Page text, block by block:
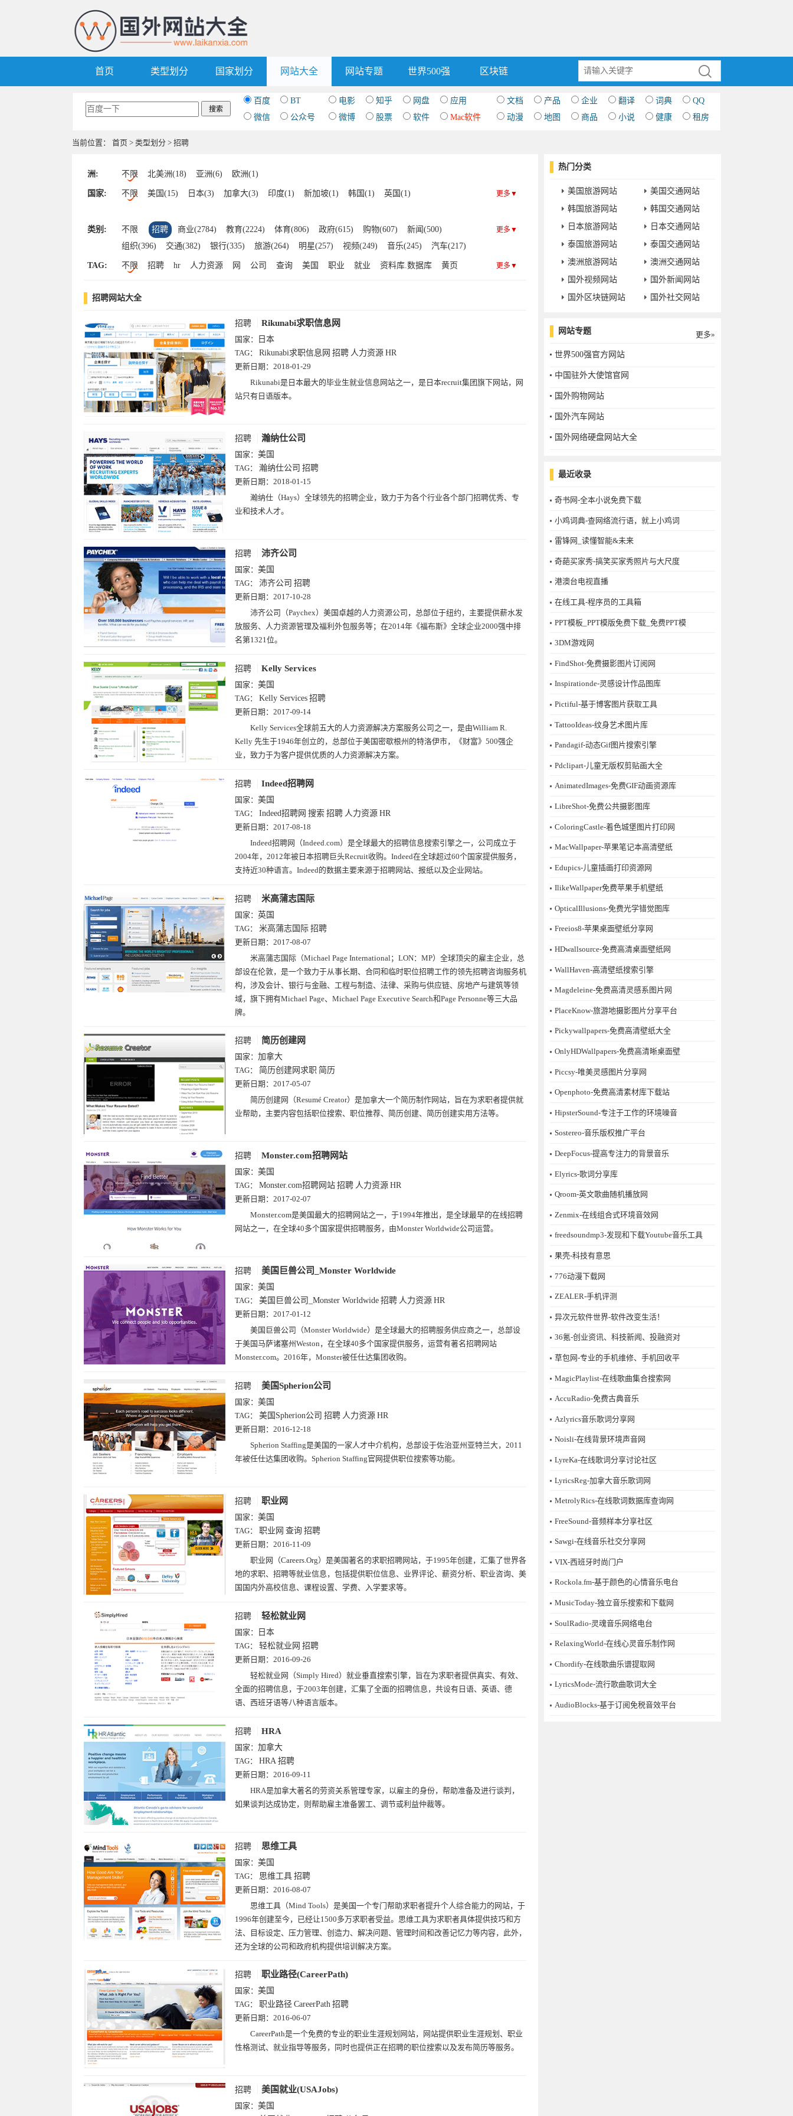
首页 类型划分 国家划分 网站大全 网站专题 世界500强 区块链
百度 BT 电影 知乎 网盘 应用 文档 产品 企业 翻译 词典
QQ
微信
公众号 微博 股票 软件 Mac软件 动漫 地图 商品 小说 健康 租房
当前位置： 首页 > 类型划分 > 招聘
洲: 不限 北美洲(18) 亚洲(6) 欧洲(1)
国家: 不限 美国(15) 日本(3) 加拿大(3) 印度(1) 新加坡(1) 韩国(1) 英国(1) 更多▼
类别: 不限 招聘 商业(2784) 教育(2224) 体育(806) 政府(615) 购物(607)
新闻(500)
组织(396)
交通(382) 银行(335) 旅游(264) 明星(257) 视频(249) 音乐(245)
汽车(217)
IT(215)
游戏(164) 美食(151) 杂志(148) 其他(138) 动漫(137) 社交(133)
门户(121)
文化(84)
更多▼
TAG: 不限 招聘 hr 人力资源 网 公司 查询 美国 职业 就业 资料库.数据库
黄页
梯子
更多▼
招聘网站大全
招聘 Rikunabi求职信息网
国家：
日本
TAG： Rikunabi求职信息网 招聘 人力资源 HR
更新日期： 2018-01-29
Rikunabi是日本最大的毕业生就业信息网站之一，是日本recruit集团旗下网站，网
站只有日语版本。
招聘 瀚纳仕公司
国家： 美国
TAG： 瀚纳仕公司 招聘
更新日期： 2018-01-15
瀚纳仕（Hays）全球领先的招聘企业，致力于为各个行业各个部门招聘优秀、专
业和技术人才。
招聘 沛齐公司
国家： 美国
TAG： 沛齐公司 招聘
更新日期： 2017-10-28
沛齐公司（Paychex）美国卓越的人力资源公司，总部位于纽约，主要提供薪水发
放服务、人力资源管理及福利外包服务等；在2014年《福布斯》全球企业2000强中排
名第1321位。
招聘 Kelly Services
国家： 美国
TAG： Kelly Services 招聘
更新日期： 2017-09-14
Kelly Services全球前五大的人力资源解决方案服务公司之一，是由William R.
Kelly 先生于1946年创立的，总部位于美国密歇根州的特洛伊市，《财富》500强企
业，致力于为客户提供优质的人力资源解决方案。
招聘 Indeed招聘网
国家： 美国
TAG： Indeed招聘网 搜索 招聘 人力资源 HR
更新日期： 2017-08-18
Indeed招聘网（Indeed.com）是全球最大的招聘信息搜索引擎之一，公司成立于
2004年，2012年被日本招聘巨头Recruit收购。Indeed在全球超过60个国家提供服务，
支持近30种语言。Indeed的数据主要来源于招聘网站、报纸以及企业网站。
招聘 米高蒲志国际
国家： 英国
TAG： 米高蒲志国际 招聘
更新日期： 2017-08-07
米高蒲志国际（Michael Page International；LON：MP）全球顶尖的雇主企业，总
部设在伦敦，是一个致力于从事长期、合同和临时职位招聘工作的领先招聘咨询服务机
构，涉及会计、银行与金融、工程与制造、法律、采购与供应链、房地产与建筑等领
域，旗下拥有Michael Page、Michael Page Executive Search和Page Personne等三大品
牌。
招聘 简历创建网
国家： 加拿大
TAG： 简历创建网求职 简历
更新日期： 2017-05-07
简历创建网（Resumé Creator）是加拿大一个简历制作网站，旨在为求职者提供就
业帮助，主要内容包括职位搜索、职位推荐、简历创建、简历创建实用方法等。
招聘 Monster.com招聘网站
国家： 美国
TAG： Monster.com招聘网站 招聘 人力资源 HR
更新日期： 2017-02-07
Monster.com是美国最大的招聘网站之一，于1994年推出，是全球最早的在线招聘
网站之一，在全球40多个国家提供招聘服务，由Monster Worldwide公司运营。
招聘 美国巨兽公司_Monster Worldwide
国家： 美国
TAG： 美国巨兽公司_Monster Worldwide 招聘 人力资源 HR
更新日期： 2017-01-12
美国巨兽公司（Monster Worldwide）是全球最大的招聘服务供应商之一，总部设
于美国马萨诸塞州Weston，在全球40多个国家提供服务，运营有著名招聘网站
Monster.com。2016年，Monster被任仕达集团收购。
招聘 美国Spherion公司
国家： 美国
TAG： 美国Spherion公司 招聘 人力资源 HR
更新日期： 2016-12-18
Spherion Staffing是美国的一家人才中介机构，总部设于佐治亚州亚特兰大，2011
年被任仕达集团收购。Spherion Staffing官网提供职位搜索等功能。
招聘 职业网
国家： 美国
TAG： 职业网 查询 招聘
更新日期： 2016-11-09
职业网（Careers.Org）是美国著名的求职招聘网站，于1995年创建，汇集了世界各
地的求职、招聘等就业信息，包括提供职位信息、业界评论、薪资分析、职业咨询、美
国国内外高校信息、课程设置、学费、入学要求等。
招聘 轻松就业网
国家：
日本
TAG： 轻松就业网 招聘
更新日期： 2016-09-26
轻松就业网（Simply Hired）就业垂直搜索引擎，旨在为求职者提供真实、有效、
全面的招聘信息，于2003年创建，汇集了全面的招聘信息，共设有日语、英语、德
语、西班牙语等八种语言版本。
招聘 HRA
国家： 加拿大
TAG： HRA 招聘
更新日期： 2016-09-11
HRA是加拿大著名的劳资关系管理专家，以雇主的身份，帮助准备及进行谈判，
如果谈判达成协定，则帮助雇主准备罢工、调节或利益仲裁等。
招聘 思维工具
国家： 美国
TAG： 思维工具 招聘
更新日期： 2016-08-07
思维工具（Mind Tools）是美国一个专门帮助求职者提升个人综合能力的网站，于
1996年创建至今，已经让1500多万求职者受益。思维工具为求职者具体提供技巧和方
法、目标设定、压力管理、创造力、解决问题、管理时间和改善记忆力等内容，此外，
还为全球的公司和政府机构提供培训解决方案。
招聘 职业路径(CareerPath)
国家： 美国
TAG： 职业路径 CareerPath 招聘
更新日期： 2016-06-07
CareerPath是一个免费的专业的职业生涯规划网站，网站提供职业生涯规划、职业
性格测试、就业指导等服务，同时也提供正在招聘的职位搜索以及发布简历等服务。
招聘 美国就业(USAJobs)
国家： 美国
热门分类
美国旅游网站
美国交通网站
韩国旅游网站
韩国交通网站
日本旅游网站
日本交通网站
泰国旅游网站
泰国交通网站
澳洲旅游网站
澳洲交通网站
国外视频网站
国外新闻网站
国外区块链网站
国外社交网站
网站专题 更多»
世界500强官方网站
中国驻外大使馆官网
国外购物网站
国外汽车网站
国外网络硬盘网站大全
最近收录
奇书网-全本小说免费下载
小鸡词典-查网络流行语，就上小鸡词
雷锋网_读懂智能&未来
奇葩买家秀-搞笑买家秀照片与大尺度
港澳台电视直播
在线工具-程序员的工具箱
PPT模板_PPT模版免费下载_免费PPT模
3DM游戏网
FindShot-免费摄影图片订阅网
Inspirationde-灵感设计作品图库
Pictiful-基于博客图片获取工具
TattooIdeas-纹身艺术图片库
Pandagif-动态Gif图片搜索引擎
Pdclipart-儿童无版权剪贴画大全
AnimatedImages-免费GIF动画资源库
LibreShot-免费公共摄影图库
ColoringCastle-着色城堡图片打印网
MacWallpaper-苹果笔记本高清壁纸
Edupics-儿童插画打印资源网
IlikeWallpaper免费苹果手机壁纸
OpticalIllusions-免费光学错觉图库
Freeios8-苹果桌面壁纸分享网
HDwallsource-免费高清桌面壁纸网
WallHaven-高清壁纸搜索引擎
Magdeleine-免费高清灵感系图片网
PlaceKnow-旅游地摄影图片分享平台
Pickywallpapers-免费高清壁纸大全
OnlyHDWallpapers-免费高清晰桌面壁
Piccsy-唯美灵感图片分享网
Openphoto-免费高清素材库下载站
HipsterSound-专注于工作的环境噪音
Sostereo-音乐版权推广平台
DeepFocus-提高专注力的背景音乐
Elyrics-歌词分享库
Qroom-英文歌曲随机播放网
Zenmix-在线组合式环境音效网
freedsoundmp3-发现和下载Youtube音乐工具
果壳-科技有意思
776动漫下载网
ZEALER-手机评测
异次元软件世界-软件改变生活！
36氪-创业资讯、科技新闻、投融资对
草包网-专业的手机维修、手机回收平
MagicPlaylist-在线歌曲集合搜索网
AccuRadio-免费古典音乐
Azlyrics音乐歌词分享网
Noisli-在线背景环境声音网
LyreKa-在线歌词分享讨论社区
LyricsReg-加拿大音乐歌词网
MetrolyRics-在线歌词数据库查询网
FreeSound-音频样本分享社区
Sawgi-在线音乐社交分享网
​VIX-西班牙时尚门户
Rockola.fm-基于颜色的心情音乐电台
MusicToday-独立音乐搜索和下载网
SoulRadio-灵魂音乐网络电台
RelaxingWorld-在线心灵音乐制作网
Chordify-在线歌曲乐谱提取网
LyricsMode-流行歌曲歌词大全
AudioBlocks-基于订阅免税音效平台